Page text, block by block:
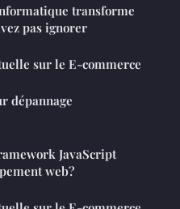
transforme
pas ignorer
sur le E-commerce
dépannage
JavaScript
web?